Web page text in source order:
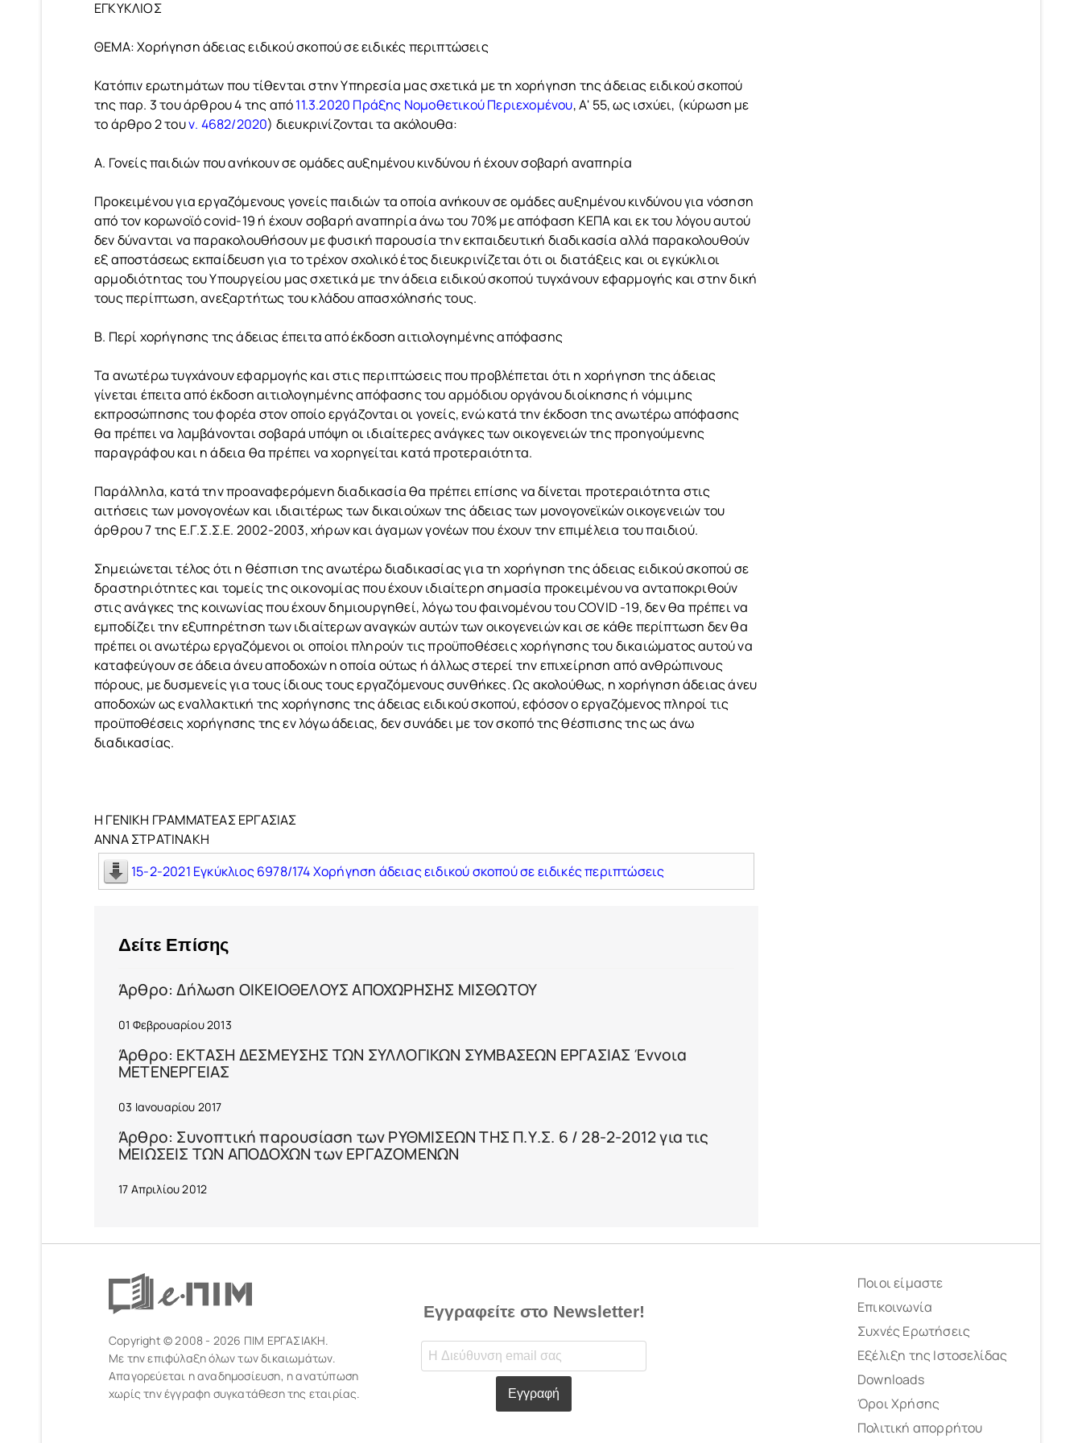
ΕΓΚΥΚΛΙΟΣ
ΘΕΜΑ: Χορήγηση άδειας ειδικού σκοπού σε ειδικές περιπτώσεις
Κατόπιν ερωτημάτων που τίθενται στην Υπηρεσία μας σχετικά με τη χορήγηση της άδειας ειδικού σκοπού
της παρ. 3 του άρθρου 4 της από11.3.2020 Πράξης Νομοθετικού Περιεχομένου, Α' 55, ως ισχύει, (κύρωση με
το άρθρο 2 τουν. 4682/2020) διευκρινίζονται τα ακόλουθα:
Α. Γονείς παιδιών που ανήκουν σε ομάδες αυξημένου κινδύνου ή έχουν σοβαρή αναπηρία
Προκειμένου για εργαζόμενους γονείς παιδιών τα οποία ανήκουν σε ομάδες αυξημένου κινδύνου για νόσηση
από τον κορωνοϊό covid-19 ή έχουν σοβαρή αναπηρία άνω του 70% με απόφαση ΚΕΠΑ και εκ του λόγου αυτού
δεν δύνανται να παρακολουθήσουν με φυσική παρουσία την εκπαιδευτική διαδικασία αλλά παρακολουθούν
εξ αποστάσεως εκπαίδευση για το τρέχον σχολικό έτος διευκρινίζεται ότι οι διατάξεις και οι εγκύκλιοι
αρμοδιότητας του Υπουργείου μας σχετικά με την άδεια ειδικού σκοπού τυγχάνουν εφαρμογής και στην δική
τους περίπτωση, ανεξαρτήτως του κλάδου απασχόλησής τους.
Β. Περί χορήγησης της άδειας έπειτα από έκδοση αιτιολογημένης απόφασης
Τα ανωτέρω τυγχάνουν εφαρμογής και στις περιπτώσεις που προβλέπεται ότι η χορήγηση της άδειας
γίνεται έπειτα από έκδοση αιτιολογημένης απόφασης του αρμόδιου οργάνου διοίκησης ή νόμιμης
εκπροσώπησης του φορέα στον οποίο εργάζονται οι γονείς, ενώ κατά την έκδοση της ανωτέρω απόφασης
θα πρέπει να λαμβάνονται σοβαρά υπόψη οι ιδιαίτερες ανάγκες των οικογενειών της προηγούμενης
παραγράφου και η άδεια θα πρέπει να χορηγείται κατά προτεραιότητα.
Παράλληλα, κατά την προαναφερόμενη διαδικασία θα πρέπει επίσης να δίνεται προτεραιότητα στις
αιτήσεις των μονογονέων και ιδιαιτέρως των δικαιούχων της άδειας των μονογονεϊκών οικογενειών του
άρθρου 7 της Ε.Γ.Σ.Σ.Ε. 2002-2003, χήρων και άγαμων γονέων που έχουν την επιμέλεια του παιδιού.
Σημειώνεται τέλος ότι η θέσπιση της ανωτέρω διαδικασίας για τη χορήγηση της άδειας ειδικού σκοπού σε
δραστηριότητες και τομείς της οικονομίας που έχουν ιδιαίτερη σημασία προκειμένου να ανταποκριθούν
στις ανάγκες της κοινωνίας που έχουν δημιουργηθεί, λόγω του φαινομένου του COVID -19, δεν θα πρέπει να
εμποδίζει την εξυπηρέτηση των ιδιαίτερων αναγκών αυτών των οικογενειών και σε κάθε περίπτωση δεν θα
πρέπει οι ανωτέρω εργαζόμενοι οι οποίοι πληρούν τις προϋποθέσεις χορήγησης του δικαιώματος αυτού να
καταφεύγουν σε άδεια άνευ αποδοχών η οποία ούτως ή άλλως στερεί την επιχείρηση από ανθρώπινους
πόρους, με δυσμενείς για τους ίδιους τους εργαζόμενους συνθήκες. Ως ακολούθως, η χορήγηση άδειας άνευ
αποδοχών ως εναλλακτική της χορήγησης της άδειας ειδικού σκοπού, εφόσον ο εργαζόμενος πληροί τις
προϋποθέσεις χορήγησης της εν λόγω άδειας, δεν συνάδει με τον σκοπό της θέσπισης της ως άνω
διαδικασίας.
Η ΓΕΝΙΚΗ ΓΡΑΜΜΑΤΕΑΣ ΕΡΓΑΣΙΑΣ
ΑΝΝΑ ΣΤΡΑΤΙΝΑΚΗ
15-2-2021 Εγκύκλιος 6978/174 Χορήγηση άδειας ειδικού σκοπού σε ειδικές περιπτώσεις
Δείτε Επίσης
Άρθρο: Δήλωση ΟΙΚΕΙΟΘΕΛΟΥΣ ΑΠΟΧΩΡΗΣΗΣ ΜΙΣΘΩΤΟΥ
01 Φεβρουαρίου 2013
Άρθρο: ΕΚΤΑΣΗ ΔΕΣΜΕΥΣΗΣ ΤΩΝ ΣΥΛΛΟΓΙΚΩΝ ΣΥΜΒΑΣΕΩΝ ΕΡΓΑΣΙΑΣ Έννοια
ΜΕΤΕΝΕΡΓΕΙΑΣ
03 Ιανουαρίου 2017
Άρθρο: Συνοπτική παρουσίαση των ΡΥΘΜΙΣΕΩΝ ΤΗΣ Π.Υ.Σ. 6 / 28-2-2012 για τις
ΜΕΙΩΣΕΙΣ ΤΩΝ ΑΠΟΔΟΧΩΝ των ΕΡΓΑΖΟΜΕΝΩΝ
17 Απριλίου 2012
Copyright © 2008 - 2026 ΠΙΜ ΕΡΓΑΣΙΑΚΗ.
Με την επιφύλαξη όλων των δικαιωμάτων.
Απαγορεύεται η αναδημοσίευση, η ανατύπωση
χωρίς την έγγραφη συγκατάθεση της εταιρίας.
Εγγραφείτε στο Newsletter!
Εγγραφή
Ποιοι είμαστε
Επικοινωνία
Συχνές Ερωτήσεις
Εξέλιξη της Ιστοσελίδας
Downloads
Όροι Χρήσης
Πολιτική απορρήτου